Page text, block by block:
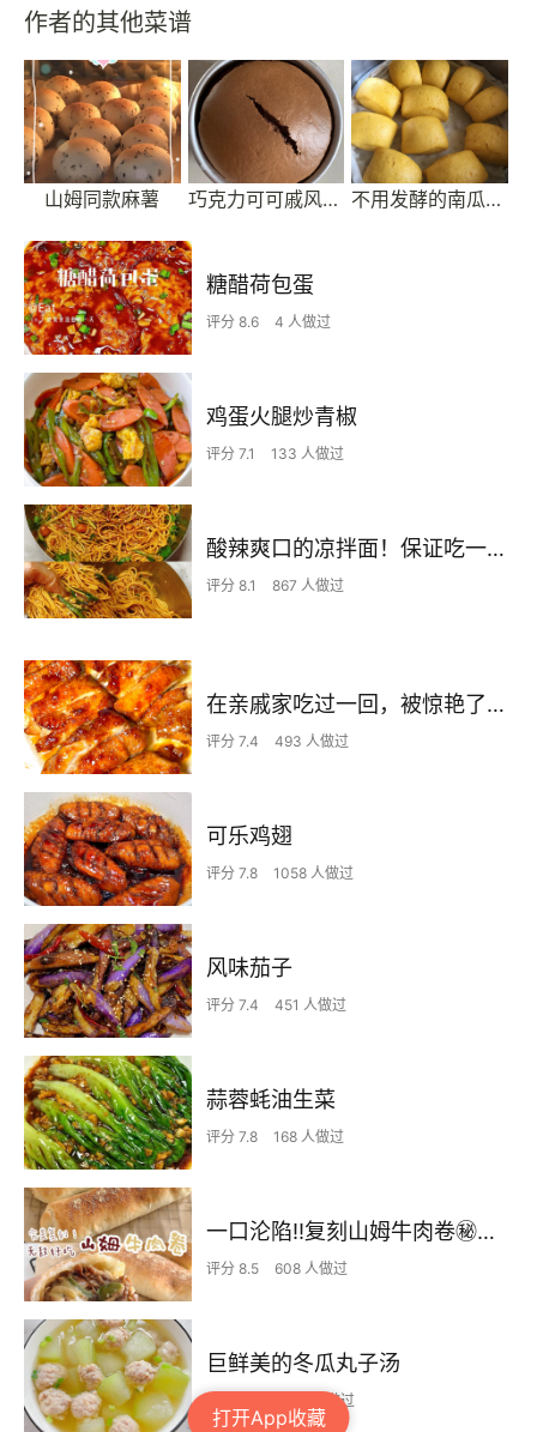
打开App收藏
作者的其他菜谱
山姆同款麻薯 巧克力可可戚风蛋糕 不用发酵的南瓜馒头
糖醋荷包蛋
评分 8.6 4 人做过
鸡蛋火腿炒青椒
评分 7.1 133 人做过
酸辣爽口的凉拌面！保证吃一次就上瘾
评分 8.1 867 人做过
在亲戚家吃过一回，被惊艳了…
评分 7.4 493 人做过
可乐鸡翅
评分 7.8 1058 人做过
风味茄子
评分 7.4 451 人做过
蒜蓉蚝油生菜
评分 7.8 168 人做过
一口沦陷‼️复刻山姆牛肉卷㊙️皮薄馅足爆好吃
评分 8.5 608 人做过
巨鲜美的冬瓜丸子汤
1768 人做过